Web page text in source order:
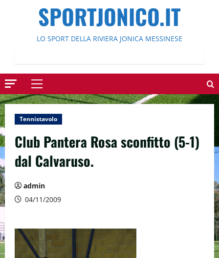
SPORTJONICO.IT
LO SPORT DELLA RIVIERA JONICA MESSINESE
Menu
principale
Tennistavolo
Club Pantera Rosa sconfitto (5-1)
dal Calvaruso.
admin
04/11/2009